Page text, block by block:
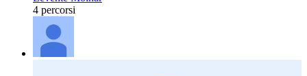
4 percorsi